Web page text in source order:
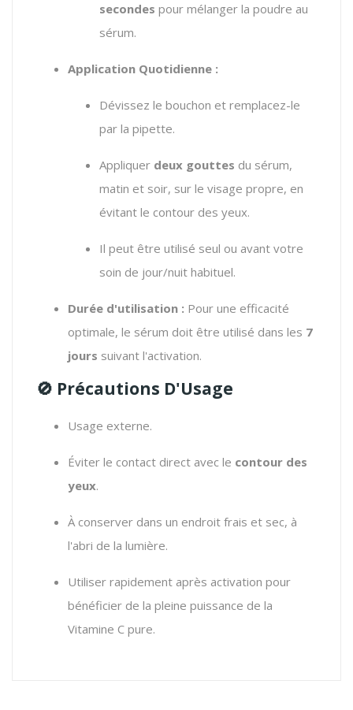
secondes pour mélanger la poudre au
sérum.
Application Quotidienne :
Dévissez le bouchon et remplacez-le
par la pipette.
Appliquer deux gouttes du sérum,
matin et soir, sur le visage propre, en
évitant le contour des yeux.
Il peut être utilisé seul ou avant votre
soin de jour/nuit habituel.
Durée d'utilisation : Pour une efficacité
optimale, le sérum doit être utilisé dans les 7
jours suivant l'activation.
🚫 Précautions D'Usage
Usage externe.
Éviter le contact direct avec le contour des
yeux.
À conserver dans un endroit frais et sec, à
l'abri de la lumière.
Utiliser rapidement après activation pour
bénéficier de la pleine puissance de la
Vitamine C pure.